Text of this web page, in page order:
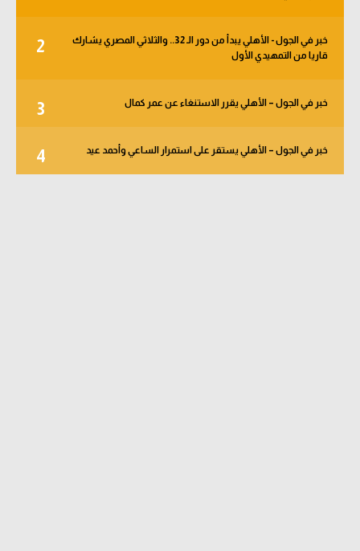
2
خبر في الجول - الأهلي يبدأ من دور الـ 32.. والثلاثي المصري يشارك
قاريا من التمهيدي الأول
3 خبر في الجول – الأهلي يقرر الاستنغاء عن عمر كمال
4 خبر في الجول – الأهلي يستقر على استمرار الساعي وأحمد عيد